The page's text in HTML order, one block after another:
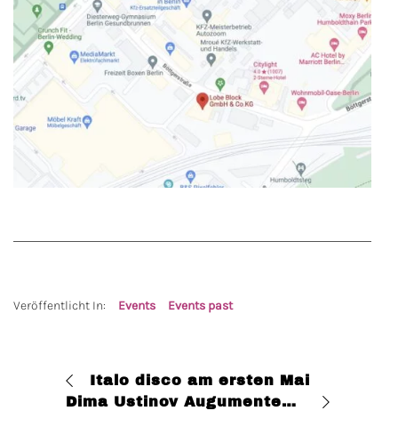
Veröffentlicht In: Events Events past
Italo disco am ersten Mai
Dima Ustinov Augumented Piano